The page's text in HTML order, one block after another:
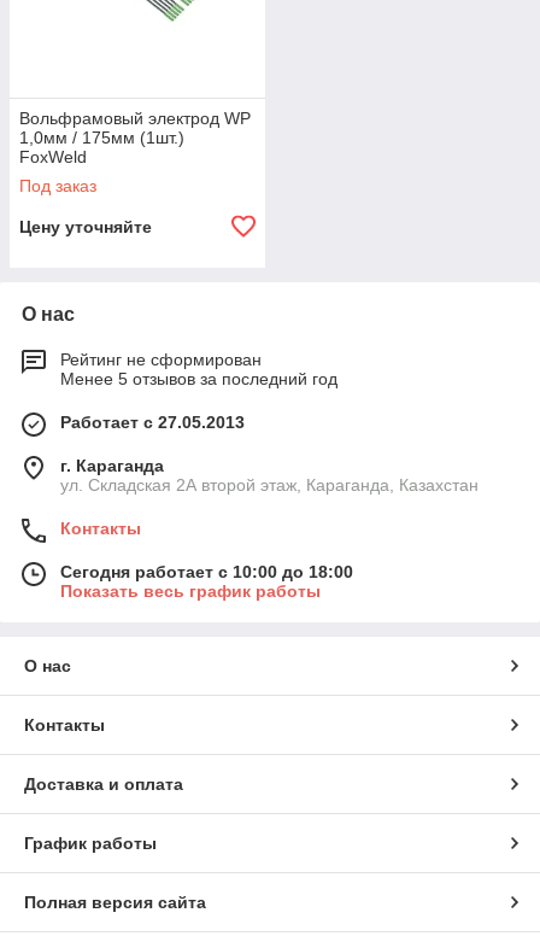
Вольфрамовый электрод WP
1,0мм / 175мм (1шт.)
FoxWeld
Под заказ
Цену уточняйте
О нас
Рейтинг не сформирован
Менее 5 отзывов за последний год
Работает с 27.05.2013
г. Караганда
ул. Складская 2А второй этаж, Караганда, Казахстан
Контакты
Сегодня работает с 10:00 до 18:00
Показать весь график работы
О нас
Контакты
Доставка и оплата
График работы
Полная версия сайта